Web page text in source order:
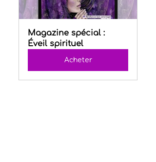
Magazine spécial :
Éveil spirituel
Acheter